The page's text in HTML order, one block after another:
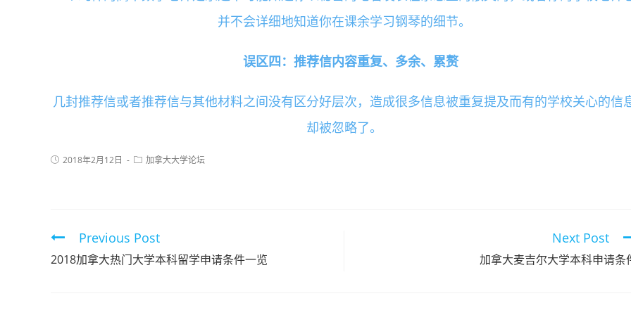
并不会详细地知道你在课余学习钢琴的细节。
误区四：推荐信内容重复、多余、累赘
几封推荐信或者推荐信与其他材料之间没有区分好层次，造成很多信息被重复提及而有的学校关心的信
却被忽略了。
2018年2月12日 加拿大大学论坛
Previous Post
2018加拿大热门大学本科留学申请条件一览
Next Post
加拿大麦吉尔大学本科申请条